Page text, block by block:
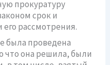
прокуратуру
срок и
рассмотрения.
была проведена
что она решила, были